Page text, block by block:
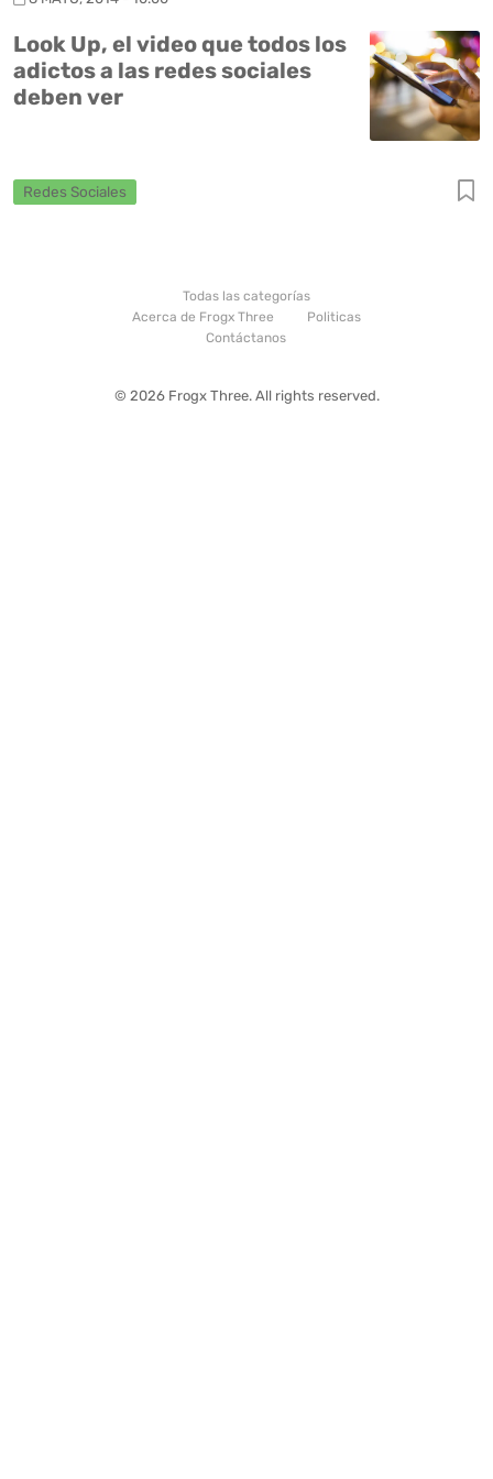
Look Up, el video que todos los
adictos a las redes sociales
deben ver
Redes Sociales
Todas las categorías
Acerca de Frogx Three
Politicas
Contáctanos
© 2026 Frogx Three. All rights reserved.